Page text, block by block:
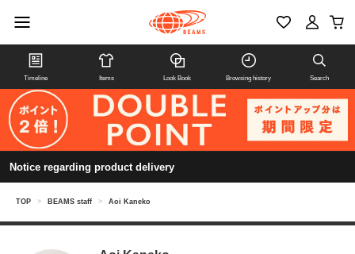
Timeline Items Look Book Browsing history Search
Notice regarding product delivery
TOP > BEAMS staff > Aoi Kaneko